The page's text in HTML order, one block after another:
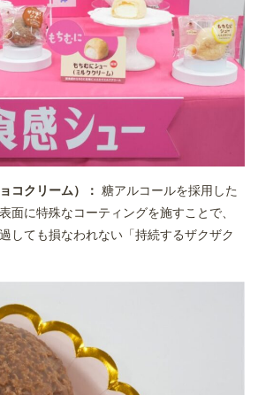
コクリーム）： 糖アルコールを採用した
面に特殊なコーティングを施すことで、
しても損なわれない「持続するザクザク